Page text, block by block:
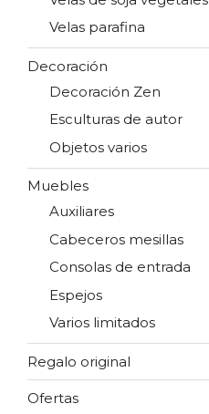
Velas parafina
Decoración
Decoración Zen
Esculturas de autor
Objetos varios
Muebles
Auxiliares
Cabeceros mesillas
Consolas de entrada
Espejos
Varios limitados
Regalo original
Ofertas